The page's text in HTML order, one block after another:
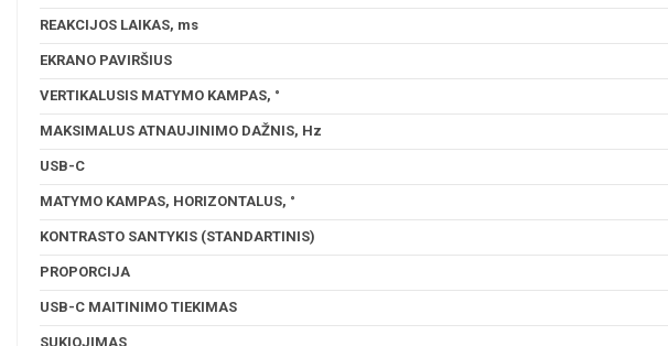
REAKCIJOS LAIKAS, ms
EKRANO PAVIRŠIUS
VERTIKALUSIS MATYMO KAMPAS, °
MAKSIMALUS ATNAUJINIMO DAŽNIS, Hz
USB-C
MATYMO KAMPAS, HORIZONTALUS, °
KONTRASTO SANTYKIS (STANDARTINIS)
PROPORCIJA
USB-C MAITINIMO TIEKIMAS
SUKIOJIMAS